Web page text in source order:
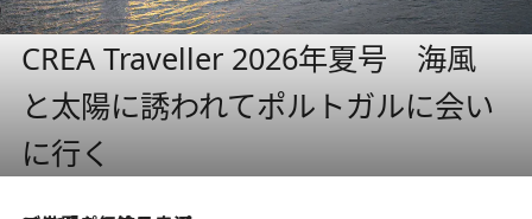
CREA Traveller 2026年夏号 海風
と太陽に誘われてポルトガルに会い
に行く